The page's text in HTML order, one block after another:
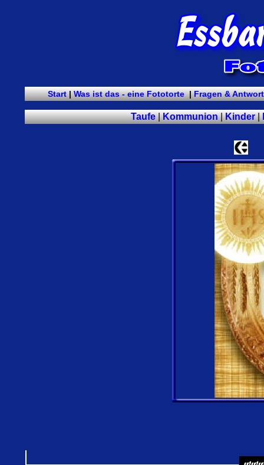
Start|Was ist das - eine Fototorte|Fragen &
Taufe|Kommunion|Kinder|